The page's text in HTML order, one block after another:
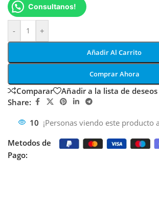
Consultanos!
- +
Añadir Al Carrito
Comprar Ahora
Comparar
Añadir a la lista de deseos
Share:
10 ¡Personas viendo este producto
Metodos de
Pago: